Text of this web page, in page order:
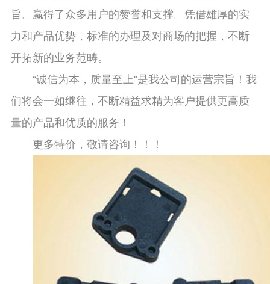
旨。赢得了众多用户的赞誉和支撑。凭借雄厚的实
力和产品优势，标准的办理及对商场的把握，不断
开拓新的业务范畴。
“诚信为本，质量至上"是我公司的运营宗旨！我
们将会一如继往，不断精益求精为客户提供更高质
量的产品和优质的服务！
更多特价，敬请咨询！！！